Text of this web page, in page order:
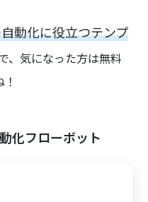
動化に役立つテンプ
、気になった方は無料
化フローボット